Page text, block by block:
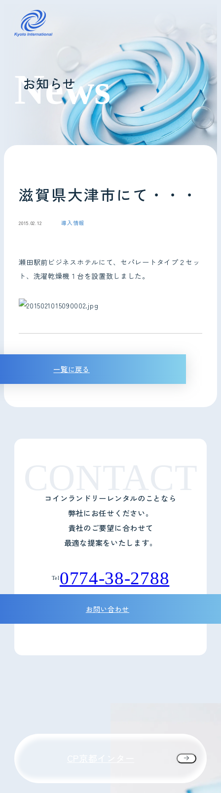
コインランドリーレンタル
ホテル様へ
掃除・メンテナンス
会社情報
お知らせ
滋賀県大津市にて・・・
2015.02.12 導入情報
瀬田駅前ビジネスホテルにて、セパレートタイプ２セッ
ト、洗濯乾燥機１台を設置致しました。
一覧に戻る
コインランドリーレンタルのことなら
弊社にお任せください。
貴社のご要望に合わせて
最適な提案をいたします。
Tel0774-38-2788
お問い合わせ